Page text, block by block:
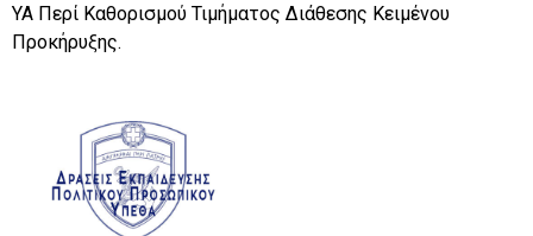
ΥΑ Περί Καθορισμού Τιμήματος Διάθεσης Κειμένου
Προκήρυξης.